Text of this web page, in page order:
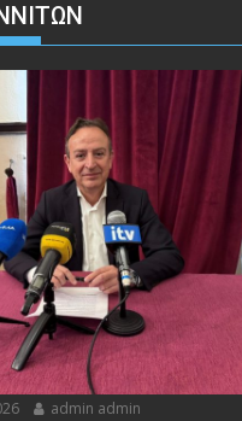
admin admin